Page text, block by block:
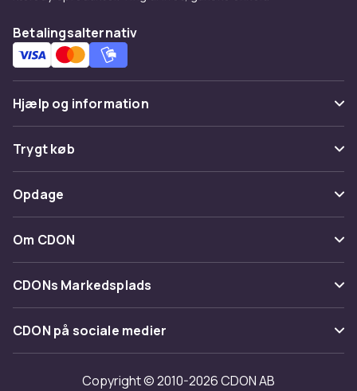
Betalingsalternativ
Hjælp og information
Ofte stillede spørgsmål
Spor pakke
Fortryd & returner her
Kontakt os
Trygt køb
Betaling
Levering
Tilbagekaldelser
Opdage
Kategorier
Maerke
Om CDON
Om os
Kundeanmeldelser
Arbejd på CDON
Investor relations
CDONs Markedsplads
Merchant Help Center
CDON på sociale medier
Copyright © 2010-2026 CDON AB